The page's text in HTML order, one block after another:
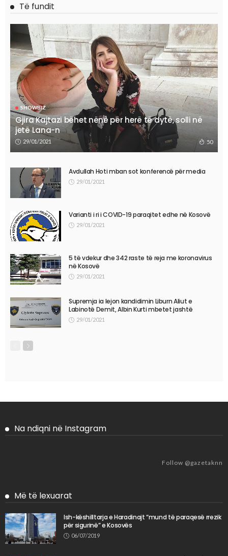
Të fundit
SHOWBIZ
Gjira Kajtazi bëhet nënë për herë të dytë, solli në
jetë Lana-n
29/01/2021 50
Avdullah Hoti mban sot konferencë për media
29/01/2021
Varianti i ri i COVID-19 paraqitet edhe në Kosovë
29/01/2021
5 të vdekur dhe 342 raste të reja me koronavirus
në Kosovë
29/01/2021
Supremja ia lejon kandidimin Liburn Aliut e
Labinotë Demit, Albin Kurti mbetet jashtë
29/01/2021
Na ndiqni në Instagram
Follow @gazetaknn
Më të lexuarat
Ish-këshilltarja e Haradinajt “mund të paraqesë rrezik
për sigurinë” e Kosovës
06/07/2019